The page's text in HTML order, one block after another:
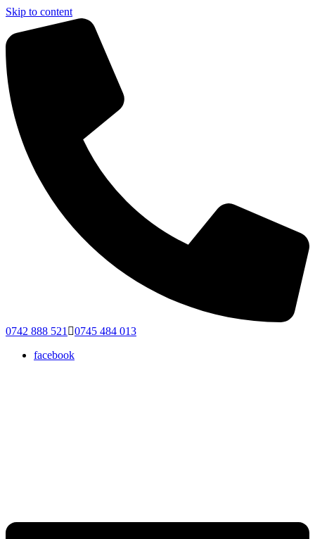
Skip to content
0742 888 521
0745 484 013
facebook